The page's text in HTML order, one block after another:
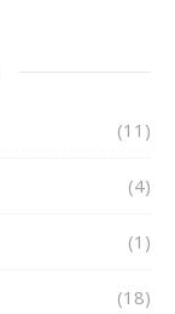
(11)
(4)
(1)
(18)